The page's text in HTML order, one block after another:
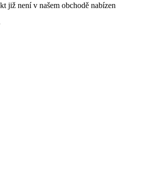
již není v našem obchodě nabízen